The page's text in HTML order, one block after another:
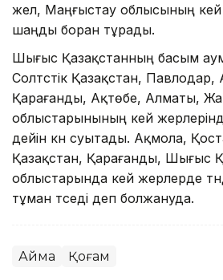
жел, Маңғыстау облысының кей
шаңды боран тұрады.
Шығыс Қазақстанның басым
Солтүстiк Қазақстан, Павлодар,
Қарағанды, Ақтөбе, Алматы,
облыстарынының кей
дейiн күн суытады. Ақмола,
Қазақстан, Қарағанды, Шығыс
облыстарында кей жерлерде
тұман түседі деп болжануда.
Аймақ Қоғам